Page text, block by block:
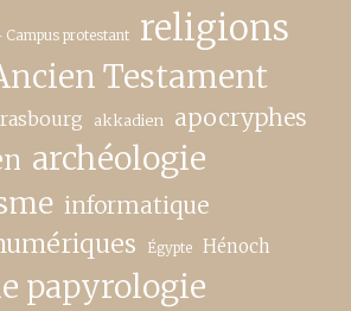
protestant religions
Testament
akkadien apocryphes
archéologie
informatique
Égypte Hénoch
papyrologie